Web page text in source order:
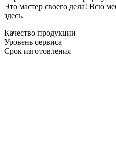
Это мастер своего дела! Всю
здесь.
Качество продукции
Уровень сервиса
Срок изготовления